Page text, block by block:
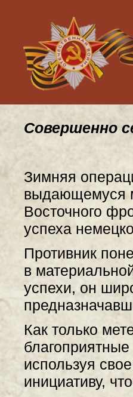
Совершенно
Зимняя
выдающемуся
Восточного
успеха
Противник
в
успехи, он
Как только
используя
инициативу,